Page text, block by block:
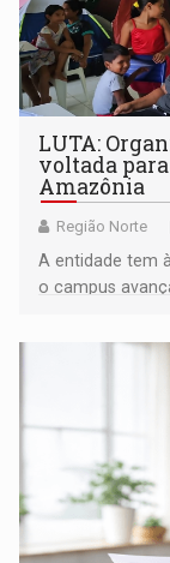
LUTA:
voltada
Amazônia
Região Norte
A entidade tem
o campus